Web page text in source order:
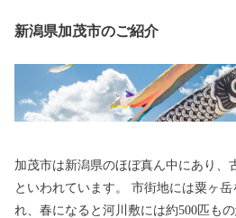
新潟県加茂市のご紹介
加茂市は新潟県のほぼ真ん中にあり、
といわれています。 市街地には粟ヶ岳を水源とする加茂川が流
れ、春になると河川敷には約500匹も